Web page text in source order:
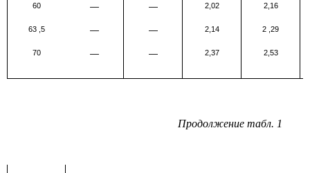
60 — — 2,02 2,16
63,5 — — 2,14 2 ,29
70 — — 2,37 2,53
Продолжение табл. 1